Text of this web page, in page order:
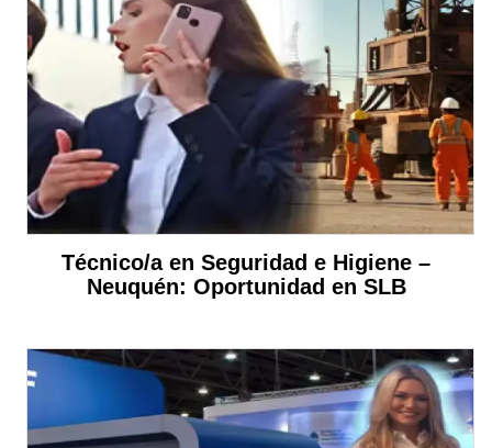
Técnico/a en Seguridad e Higiene –
Neuquén: Oportunidad en SLB